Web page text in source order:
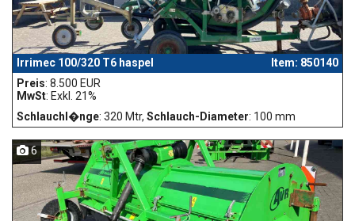
Irrimec 100/320 T6 haspel
Item: 850140
Preis: 8.500 EUR
MwSt: Exkl. 21%
Schlauchl�nge: 320 Mtr, Schlauch-Diameter: 100 mm
6